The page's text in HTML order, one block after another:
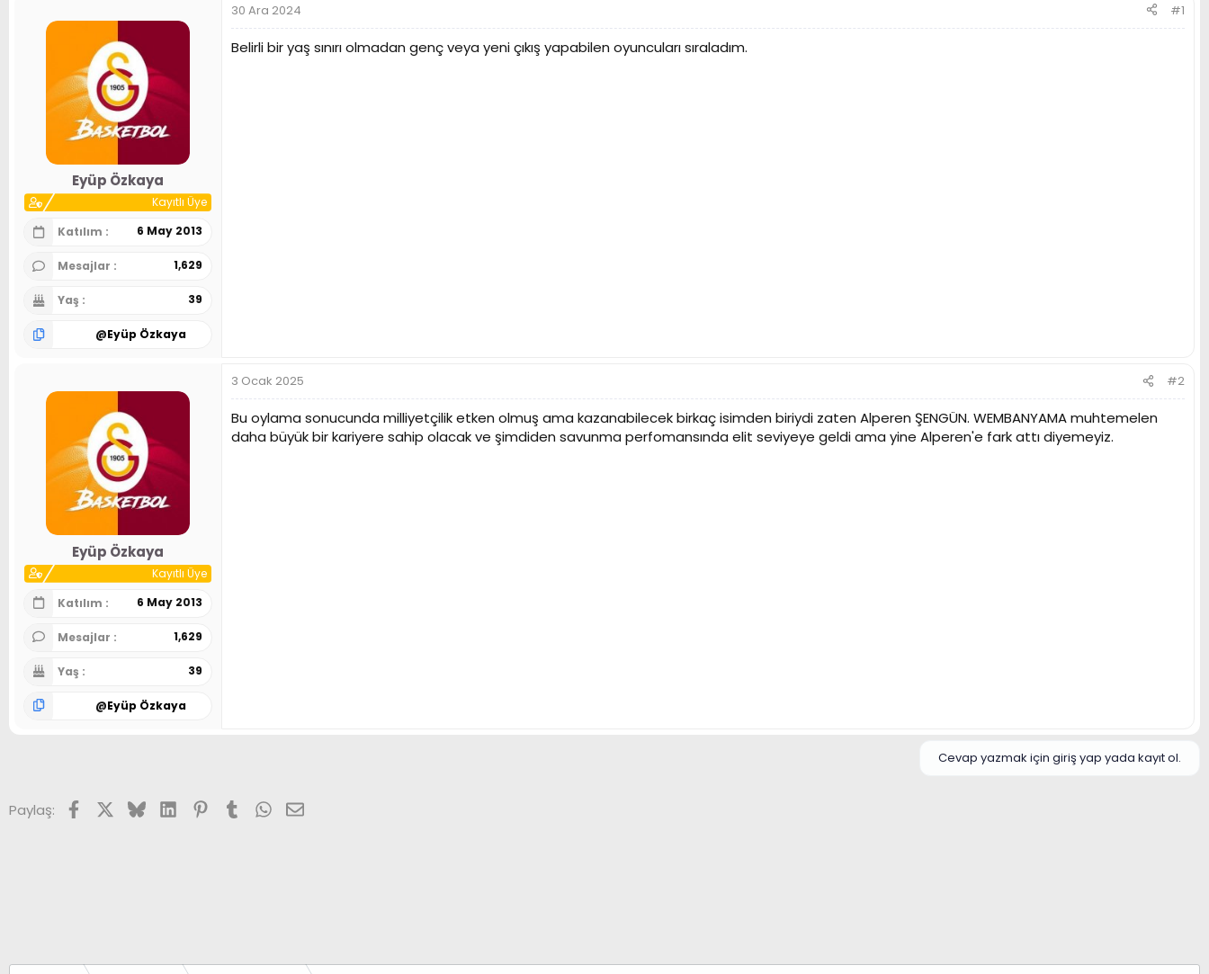
Eyüp Özkaya
Kayıtlı Üye
Katılım
6 May 2013
Mesajlar 1,629
Yaş 39
@Eyüp Özkaya
30 Ara 2024 #1
Belirli bir yaş sınırı olmadan genç veya yeni çıkış yapabilen oyuncuları sıraladım.
Eyüp Özkaya
Kayıtlı Üye
Katılım
6 May 2013
Mesajlar 1,629
Yaş 39
@Eyüp Özkaya
3 Ocak 2025 #2
Bu oylama sonucunda milliyetçilik etken olmuş ama kazanabilecek birkaç isimden biriydi zaten Alperen ŞENGÜN. WEMBANYAMA muhtemelen
daha büyük bir kariyere sahip olacak ve şimdiden savunma perfomansında elit seviyeye geldi ama yine Alperen'e fark attı diyemeyiz.
Cevap yazmak için giriş yap yada kayıt ol.
Paylaş: FacebookX (Twitter)
BlueskyLinkedInPinterest
Tumblr WhatsApp
E-posta